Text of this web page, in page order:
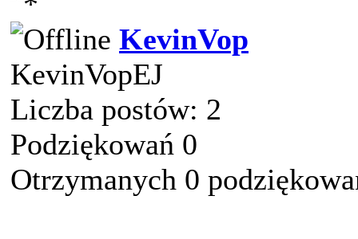
KevinVop
KevinVopEJ
Liczba postów: 2
Podziękowań 0
Otrzymanych 0